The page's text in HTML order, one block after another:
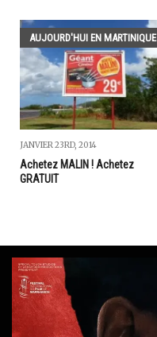
AUJOURD'HUI EN MARTINIQUE
JANVIER 23RD, 2014
Achetez MALIN ! Achetez
GRATUIT